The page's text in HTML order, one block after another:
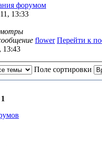
форумом
13:33
flower Перейти к
13:43
Поле сортировки
1